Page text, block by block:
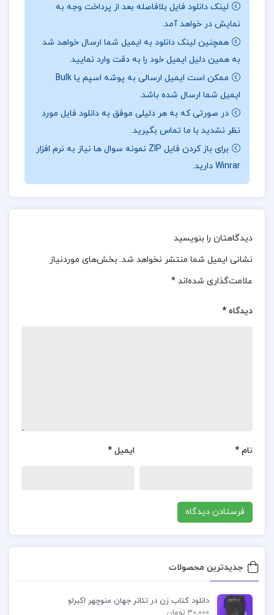
ایمیل خود داشته باشید تا در دریافت فایل با مشکلی
مواجه نشوید.در ادامه، بخش‌هایی از متن این فایل
آورده شده است.
برای خرید و دانلود کتاب های بیشتر
همراه
تک پروژه
درباره و خلاصه کتاب هرگز نبودن بهتر است دیوید
بناتار
بناتار با زبانی علمی و دقیق، استدلال‌های خود را به
شکلی منسجم و قابل فهم ارائه می‌دهد که مطالعه آن
می‌سازد.کتاب به بررسی مسائل اخلاقی و اجتماعی
تأثیر عمیقی بگذارد و شما را به تفکر وادارد.
درباره نویسنده کتاب هرگز نبودن بهتر است دیوید
معرفی کتاب هرگز نبودن بهتر است دیوید بناتار
از آثار برجسته در حوزه فلسفه و اخلاق است. این کتاب
به بررسی ارزش زندگی و پرسش‌های بنیادین درباره
وجود و نبودن می‌پردازد.
چرا باید کتاب هرگز نبودن بهتر است دیوید بناتار
خریداری کنیم؟
لینک دانلود فایل بلافاصله بعد از پرداخت وجه به
نمایش در خواهد آمد.
همچنین لینک دانلود به ایمیل شما ارسال خواهد شد
به همین دلیل ایمیل خود را به دقت وارد نمایید.
ممکن است ایمیل ارسالی به پوشه اسپم یا Bulk
ایمیل شما ارسال شده باشد.
در صورتی که به هر دلیلی موفق به دانلود فایل مورد
نظر نشدید با ما تماس بگیرید.
برای باز کردن فایل ZIP نمونه سوال ها نیاز به نرم افزار
Winrar دارید.
دیدگاهتان را بنویسید
نشانی ایمیل شما منتشر نخواهد شد. بخش‌های موردنیاز
علامت‌گذاری شده‌اند *
دیدگاه *
نام * ایمیل *
جدیدترین محصولات
دانلود کتاب زن در تئاتر جهان منوچهر اکبرلو
30,000 تومان